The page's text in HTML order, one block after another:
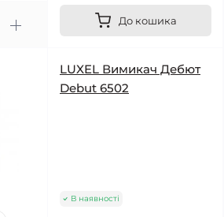
До кошика
LUXEL Вимикач Дебют
Debut 6502
В наявності